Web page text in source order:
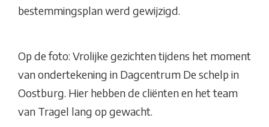
bestemmingsplan werd gewijzigd.
Op de foto: Vrolijke gezichten tijdens het moment
van ondertekening in Dagcentrum De schelp in
Oostburg. Hier hebben de cliënten en het team
van Tragel lang op gewacht.